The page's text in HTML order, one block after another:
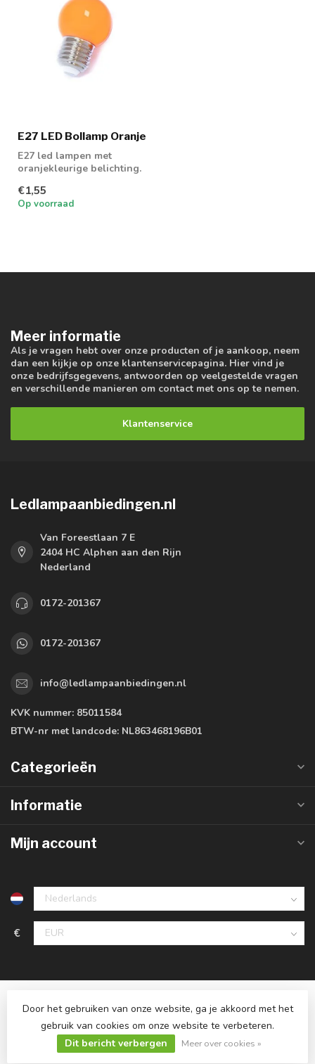
E27 LED Bollamp Oranje
E27 led lampen met
oranjekleurige belichting.
€1,55
Op voorraad
Meer informatie
Als je vragen hebt over onze producten of je aankoop, neem
dan een kijkje op onze klantenservicepagina. Hier vind je
onze bedrijfsgegevens, antwoorden op veelgestelde vragen
en verschillende manieren om contact met ons op te nemen.
Klantenservice
Ledlampaanbiedingen.nl
Van Foreestlaan 7 E
2404 HC Alphen aan den Rijn
Nederland
0172-201367
0172-201367
info@ledlampaanbiedingen.nl
KVK nummer: 85011584
BTW-nr met landcode: NL863468196B01
Categorieën
Informatie
Mijn account
€
© Copyright 2026 Ledlampaanbiedingen.nl
Door het gebruiken van onze website, ga je akkoord met het
gebruik van cookies om onze website te verbeteren.
Dit bericht verbergen
Meer over cookies »